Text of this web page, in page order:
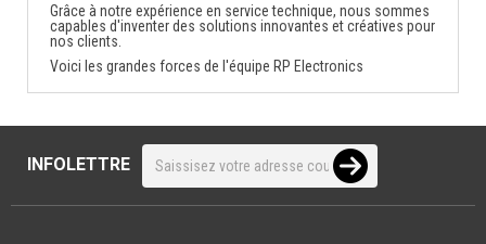
Grâce à notre expérience en service technique, nous sommes
capables d'inventer des solutions innovantes et créatives pour
nos clients.
Voici les grandes forces de l'équipe RP Electronics
INFOLETTRE